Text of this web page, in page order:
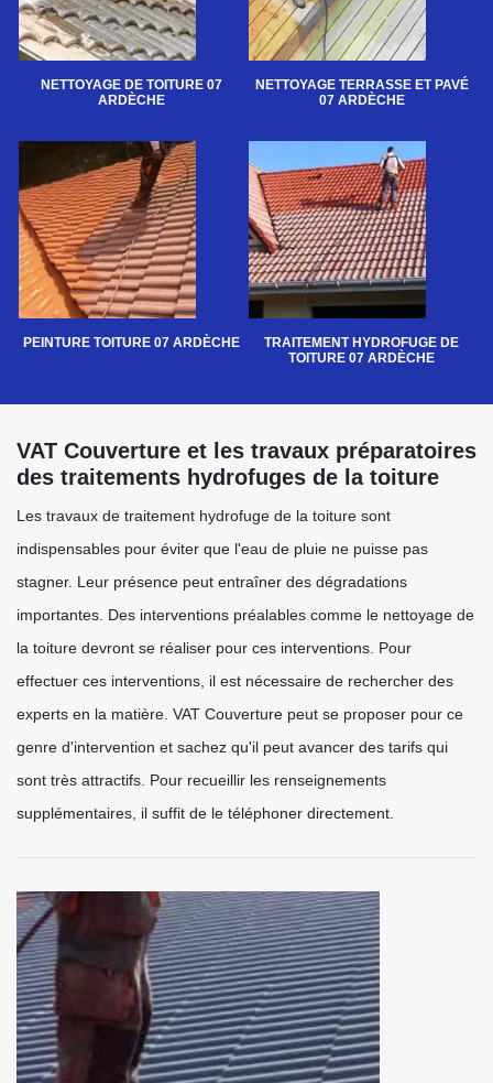
NETTOYAGE DE TOITURE 07
ARDÈCHE
NETTOYAGE TERRASSE ET PAVÉ
07 ARDÈCHE
PEINTURE TOITURE 07 ARDÈCHE
TRAITEMENT HYDROFUGE DE
TOITURE 07 ARDÈCHE
VAT Couverture et les travaux préparatoires
des traitements hydrofuges de la toiture
Les travaux de traitement hydrofuge de la toiture sont
indispensables pour éviter que l'eau de pluie ne puisse pas
stagner. Leur présence peut entraîner des dégradations
importantes. Des interventions préalables comme le nettoyage de
la toiture devront se réaliser pour ces interventions. Pour
effectuer ces interventions, il est nécessaire de rechercher des
experts en la matière. VAT Couverture peut se proposer pour ce
genre d'intervention et sachez qu'il peut avancer des tarifs qui
sont très attractifs. Pour recueillir les renseignements
supplémentaires, il suffit de le téléphoner directement.